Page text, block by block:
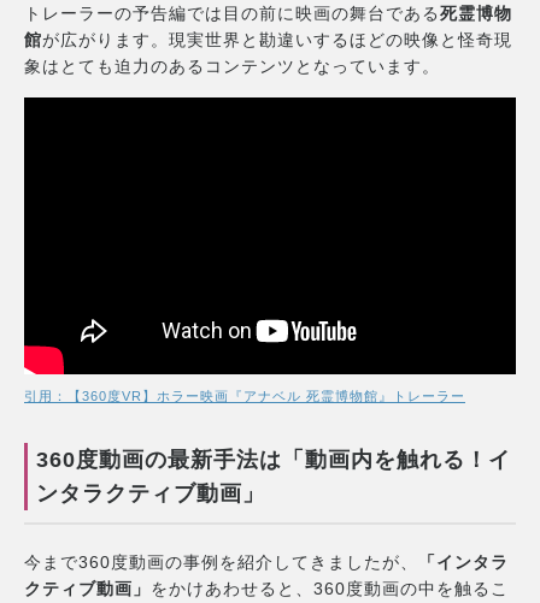
トレーラーの予告編では目の前に映画の舞台である死霊博物
館が広がります。現実世界と勘違いするほどの映像と怪奇現
象はとても迫力のあるコンテンツとなっています。
引用：【360度VR】ホラー映画『アナベル 死霊博物館』トレーラー
360度動画の最新手法は「動画内を触れる！イ
ンタラクティブ動画」
今まで360度動画の事例を紹介してきましたが、
「インタラ
クティブ動画」 をかけあわせると、360度動画の中を触るこ